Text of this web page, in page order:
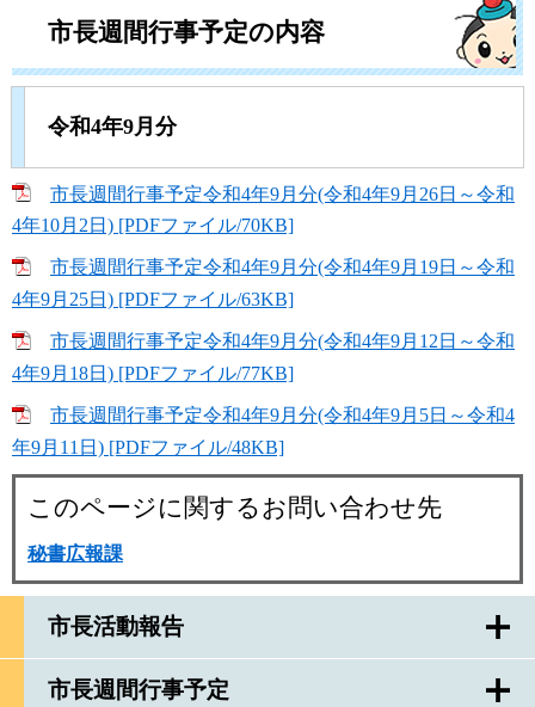
市長活動報告
市長週間行事予定
市長週間行事予定の内容
令和4年9月分
市長週間行事予定令和4年9月分(令和4年9月26日～令和
4年10月2日) [PDFファイル/70KB]
市長週間行事予定令和4年9月分(令和4年9月19日～令和
4年9月25日) [PDFファイル/63KB]
市長週間行事予定令和4年9月分(令和4年9月12日～令和
4年9月18日) [PDFファイル/77KB]
市長週間行事予定令和4年9月分(令和4年9月5日～令和4
年9月11日) [PDFファイル/48KB]
このページに関するお問い合わせ先
秘書広報課